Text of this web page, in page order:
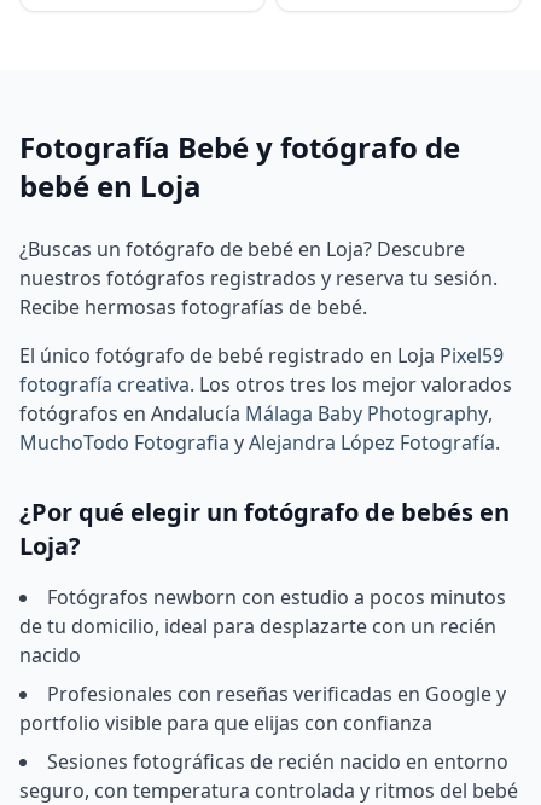
Fotografía Bebé y fotógrafo de
bebé en Loja
¿Buscas un fotógrafo de bebé en Loja? Descubre
nuestros fotógrafos registrados y reserva tu sesión.
Recibe hermosas fotografías de bebé.
El único fotógrafo de bebé registrado en Loja Pixel59
fotografía creativa. Los otros tres los mejor valorados
fotógrafos en Andalucía Málaga Baby Photography,
MuchoTodo Fotografia yAlejandra López Fotografía.
¿Por qué elegir un fotógrafo de bebés en
Loja?
Fotógrafos newborn con estudio a pocos minutos
de tu domicilio, ideal para desplazarte con un recién
nacido
Profesionales con reseñas verificadas en Google y
portfolio visible para que elijas con confianza
Sesiones fotográficas de recién nacido en entorno
seguro, con temperatura controlada y ritmos del bebé